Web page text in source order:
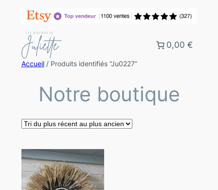
0,00 €
Accueil/ Produits identifiés “Ju0227”
Notre boutique